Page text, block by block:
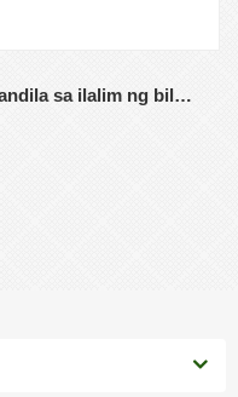
Mga tagagawa ng garapon ng kandila sa ilalim ng bilog na hugis V